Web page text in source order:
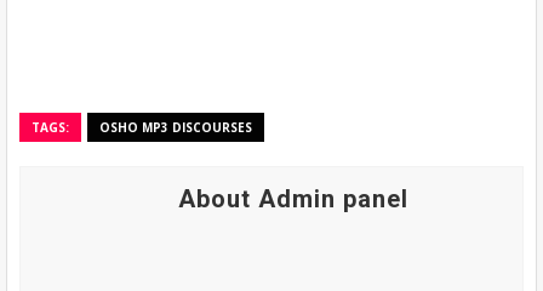
TAGS: OSHO MP3 DISCOURSES
About Admin panel